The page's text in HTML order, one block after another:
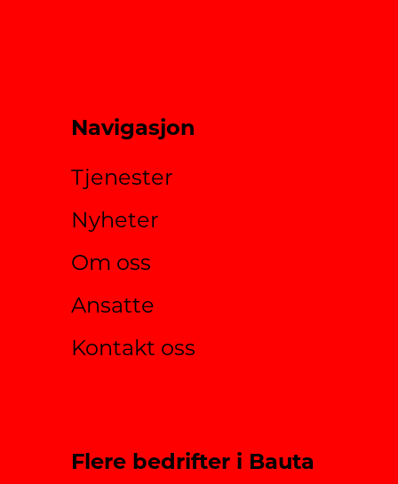
Navigasjon
Tjenester
Nyheter
Om oss
Ansatte
Kontakt oss
Flere bedrifter i Bauta